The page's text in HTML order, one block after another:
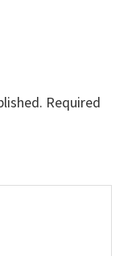
Required